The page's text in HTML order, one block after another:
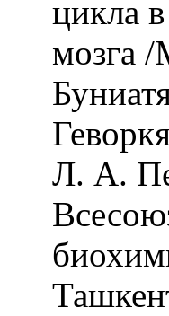
цикла
мозга
Л. А.